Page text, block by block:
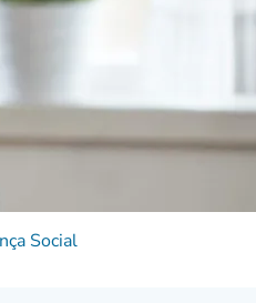
Social